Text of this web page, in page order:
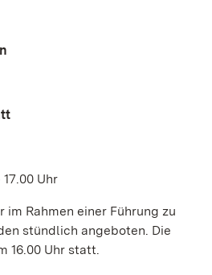
Rastatt
Uhr
im Rahmen einer Führung zu
stündlich angeboten. Die
16.00 Uhr statt.